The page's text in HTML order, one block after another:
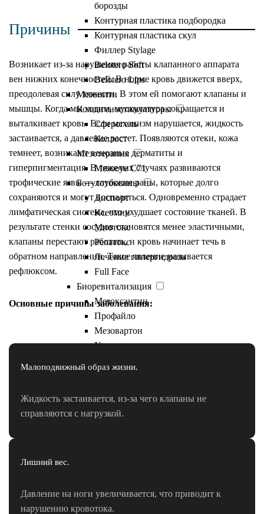
борозды
Контурная пластика подбородка
Контурная пластика скул
Филлер Stylage
Belotero Soft
Belotero Lips
Мезонити
Коллагеностимуляторы
Сферогель
Коллост
Мезотерапия
Mesoeye C71
Ботулотоксины
Диспорт
Ксеомин
Миотокс
Релатокс
Лечение гипергидроза
Full Face
Биоревитализация
Мезоксантин
Профайло
Мезовартон
Novacutan
Neauvia
PRP-терапия
Мезотерапия для волос
Juvelook
Ellagen
Причины
Возникает из-за нарушения работы клапанного аппарата
вен нижних конечностей. В норме кровь движется вверх,
преодолевая силу тяжести. В этом ей помогают клапаны и
мышцы. Когда мы ходим, мускулатура сокращается и
выталкивает кровь. Если механизм нарушается, жидкость
застаивается, а давление растет. Появляются отеки, кожа
темнеет, возникают венозные дерматиты и
гиперпигментация. В тяжелых случаях развиваются
трофические язвы — глубокие раны, которые долго
сохраняются и могут воспаляться. Одновременно страдает
лимфатическая система, что ухудшает состояние тканей. В
результате стенки сосудов становятся менее эластичными,
клапаны перестают работать, и кровь начинает течь в
обратном направлении. Такое явление называется
рефлюксом.
Основные причины заболевания:
Малоподвижный образ жизни.
Жидкость застаивается, из-за чего клапаны не
справляются с нагрузкой.
Лишний вес.
Давление на ноги увеличивается, что приводит к
нарушению кровотока.